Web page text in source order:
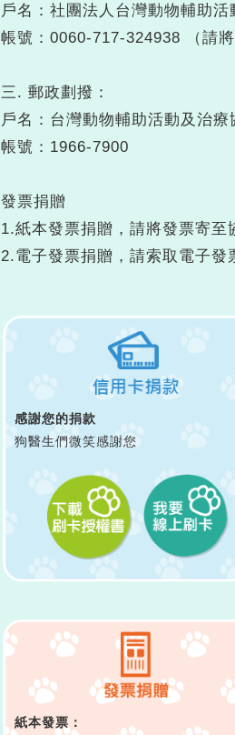
戶名：社團法人台灣動物輔助活
帳號：0060-717-324938 （請
三. 郵政劃撥：
戶名：台灣動物輔助活動及治療
帳號：1966-7900
發票捐贈
1.紙本發票捐贈，請將發票寄至
2.電子發票捐贈，請索取電子
感謝您的捐款
狗醫生們微笑感謝您
紙本發票：